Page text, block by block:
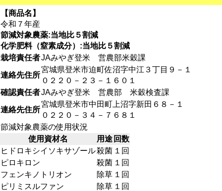
【商品名】
令和７年産
節減対象農薬:当地比５割減
化学肥料（窒素成分）:当地比５割減
栽培責任者JAみやぎ登米 営農部米穀課
連絡先住所
宮城県登米市迫町佐沼字中江３丁目９－１
０２２０－２３－１６０１
確認責任者JAみやぎ登米 営農部 米穀検査課
連絡先住所
宮城県登米市中田町上沼字新田６８－１
０２２０－３４－７６８１
節減対象農薬の使用状況
使用資材名
用途 回数
ヒドロキシイソキサゾール殺菌 １回
ピロキロン
殺菌 １回
フェンキノトリオン
除草 １回
ピリミスルファン
除草 １回